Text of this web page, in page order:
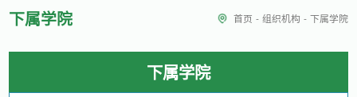
下属学院 首页 - 组织机构 - 下属学院
下属学院